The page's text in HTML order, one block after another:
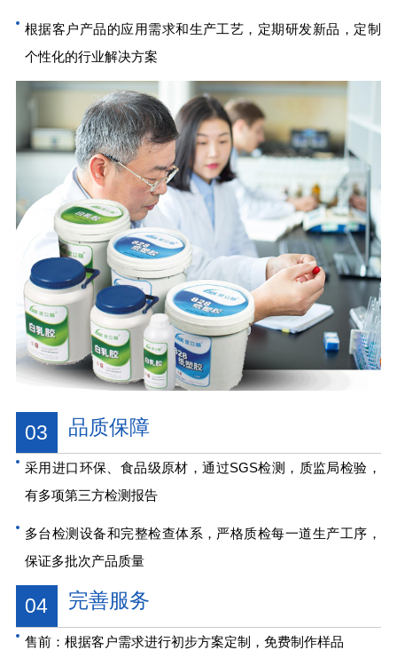
根据客户产品的应用需求和生产工艺，定期研发新品，定制
个性化的行业解决方案
03 品质保障
采用进口环保、食品级原材，通过SGS检测，质监局检验，
有多项第三方检测报告
多台检测设备和完整检查体系，严格质检每一道生产工序，
保证多批次产品质量
04 完善服务
售前：根据客户需求进行初步方案定制，免费制作样品